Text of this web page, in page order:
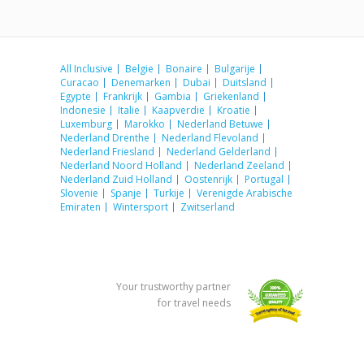
All Inclusive Belgie Bonaire
Bulgarije
Curacao
Denemarken Dubai
Duitsland
Egypte
Frankrijk Gambia
Griekenland
Indonesie
Italie Kaapverdie
Kroatie
Luxemburg
Marokko
Nederland Betuwe
Nederland Drenthe
Nederland Flevoland
Nederland Friesland
Nederland Gelderland
Nederland Noord Holland
Nederland Zeeland
Nederland Zuid Holland
Oostenrijk
Portugal
Slovenie
Spanje Turkije
Verenigde Arabische
Emiraten
Wintersport Zwitserland
Your trustworthy partner
for travel needs